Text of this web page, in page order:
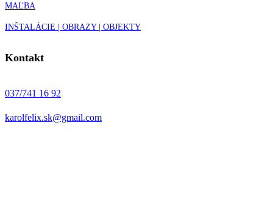
MAĽBA
INŠTALÁCIE | OBRAZY | OBJEKTY
Kontakt
037/741 16 92
karolfelix.sk@gmail.com